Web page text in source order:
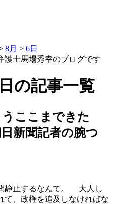
8月 > 6日
の記事一覧
ここまできた
新聞記者の腕つ
静止するなんて。 大人し
て、政権を追及しなければな